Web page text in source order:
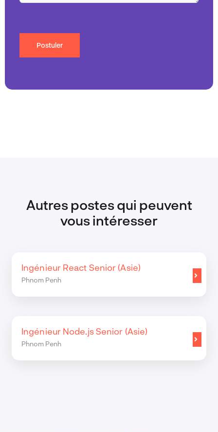
Postuler
Autres postes qui peuvent
vous intéresser
Ingénieur React Senior (Asie)
Phnom Penh
Ingénieur Node.js Senior (Asie)
Phnom Penh